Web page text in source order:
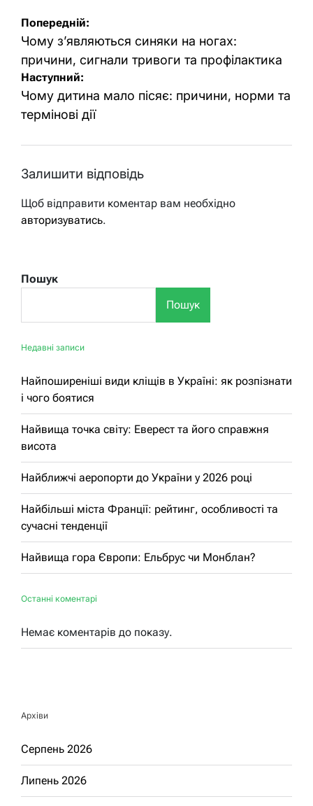
Навігація
записів
Попередній:
Чому з’являються синяки на ногах:
причини, сигнали тривоги та профілактика
Наступний:
Чому дитина мало пісяє: причини, норми та
термінові дії
Залишити відповідь
Щоб відправити коментар вам необхідно
авторизуватись.
Пошук
Пошук
Недавні записи
Найпоширеніші види кліщів в Україні: як розпізнати
і чого боятися
Найвища точка світу: Еверест та його справжня
висота
Найближчі аеропорти до України у 2026 році
Найбільші міста Франції: рейтинг, особливості та
сучасні тенденції
Найвища гора Європи: Ельбрус чи Монблан?
Останні коментарі
Немає коментарів до показу.
Архіви
Серпень 2026
Липень 2026